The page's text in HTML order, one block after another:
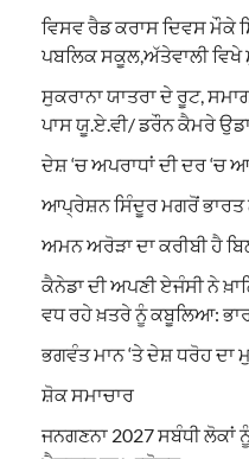
ਵਿਸਵ ਰੈਡ ਕਰਾਸ ਦਿਵਸ ਮੌਕੇ
ਪਬਲਿਕ ਸਕੂਲ,ਅੱਤੇਵਾਲੀ
ਸੁਕਰਾਨਾ ਯਾਤਰਾ ਦੇ ਰੂਟ,
ਪਾਸ ਯੂ.ਏ.ਵੀ/ ਡਰੌਨ ਕੈਮਰੇ
ਦੇਸ਼ ‘ਚ ਅਪਰਾਧਾਂ ਦੀ ਦਰ ‘ਚ
ਆਪ੍ਰੇਸ਼ਨ ਸਿੰਦੂਰ ਮਗਰੋਂ ਭਾਰਤ
ਅਮਨ ਅਰੋੜਾ ਦਾ ਕਰੀਬੀ ਹੈ
ਕੈਨੇਡਾ ਦੀ ਅਪਣੀ ਏਜੰਸੀ ਨੇ
ਵਧ ਰਹੇ ਖ਼ਤਰੇ ਨੂੰ ਕਬੂਲਿਆ:
ਭਗਵੰਤ ਮਾਨ ‘ਤੇ ਦੇਸ਼ ਧਰੋਹ ਦਾ
ਸ਼ੋਕ ਸਮਾਚਾਰ
ਜਨਗਣਨਾ 2027 ਸਬੰਧੀ